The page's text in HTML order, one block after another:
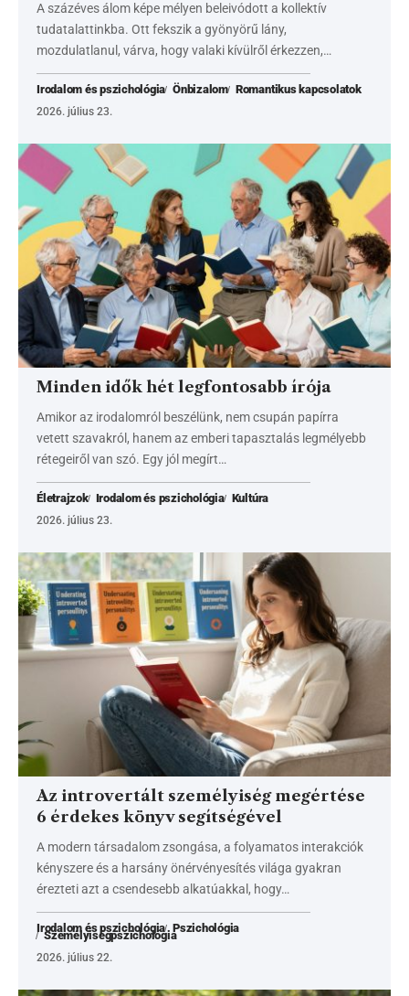
A százéves álom képe mélyen beleivódott a kollektív
tudatalattinkba. Ott fekszik a gyönyörű lány,
mozdulatlanul, várva, hogy valaki kívülről érkezzen,…
Irodalom és pszichológia Önbizalom Romantikus kapcsolatok
2026. július 23.
Minden idők hét legfontosabb írója
Amikor az irodalomról beszélünk, nem csupán papírra
vetett szavakról, hanem az emberi tapasztalás legmélyebb
rétegeiről van szó. Egy jól megírt…
Életrajzok Irodalom és pszichológia Kultúra
2026. július 23.
Az introvertált személyiség megértése
6 érdekes könyv segítségével
A modern társadalom zsongása, a folyamatos interakciók
kényszere és a harsány önérvényesítés világa gyakran
érezteti azt a csendesebb alkatúakkal, hogy…
Irodalom és pszichológia Pszichológia
Személyiségpszichológia
2026. július 22.